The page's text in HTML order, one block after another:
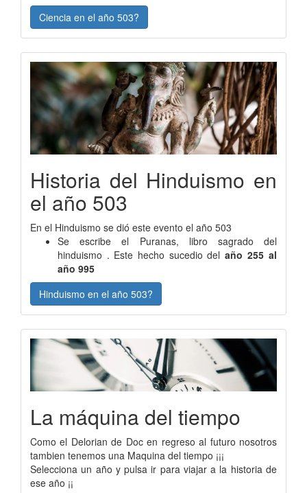
Ciencia en el año 503?
Historia del Hinduismo en
el año 503
En el Hinduismo se dió este evento el año 503
Se escribe el Puranas, libro sagrado del
hinduismo . Este hecho sucedio del año 255 al
año 995
Hinduismo en el año 503?
La máquina del tiempo
Como el Delorian de Doc en regreso al futuro nosotros
tambien tenemos una Maquina del tiempo ¡¡¡
Selecciona un año y pulsa ir para viajar a la historia de
ese año ¡¡